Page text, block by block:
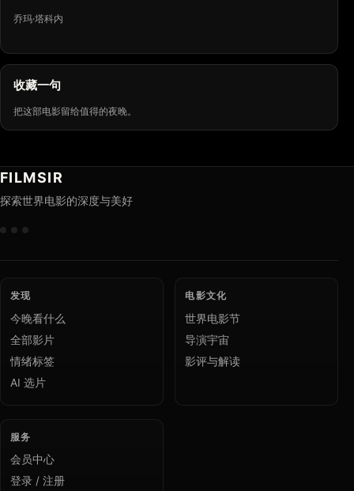
乔玛·塔科内
收藏一句
把这部电影留给值得的夜晚。
FILMSIR
探索世界电影的深度与美好
发现
今晚看什么
全部影片
情绪标签
AI 选片
电影文化
世界电影节
导演宇宙
影评与解读
服务
会员中心
登录 / 注册